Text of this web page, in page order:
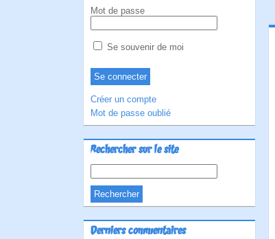
Mot de passe
Se souvenir de moi
Créer un compte
Mot de passe oublié
Rechercher sur le site
Derniers commentaires